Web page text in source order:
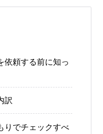
依頼する前に知っ
訳
りでチェックすべ